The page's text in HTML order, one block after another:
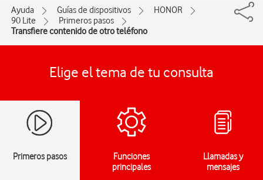
Ayuda Guías de dispositivos
HONOR
90 Lite
Primeros pasos
Transfiere contenido de otro teléfono
Elige el tema de tu consulta
Primeros pasos
Funciones
principales
Llamadas y
mensajes